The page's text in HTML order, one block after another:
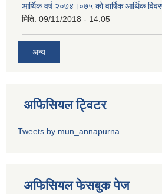
आर्थिक वर्ष २०७४।०७५ को वार्षिक आर्थिक
मिति: 09/11/2018 - 14:05
अन्य
अफिसियल ट्विटर
Tweets by mun_annapurna
अफिसियल फेसबुक पेज